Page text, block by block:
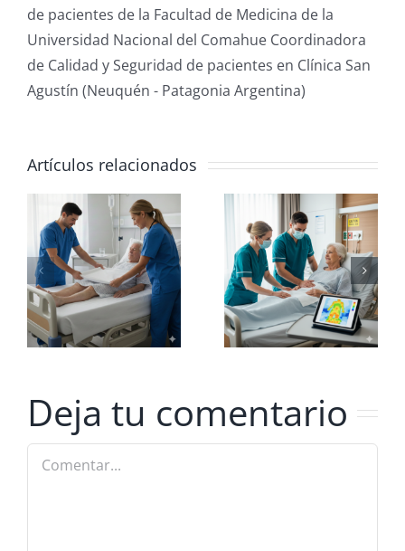
de pacientes de la Facultad de Medicina de la
Universidad Nacional del Comahue Coordinadora
de Calidad y Seguridad de pacientes en Clínica San
Agustín (Neuquén - Patagonia Argentina)
Artículos relacionados
Nutrición:
El Pilar
indispensable
en
Prevención
El Mito de
la
Deja tu comentario